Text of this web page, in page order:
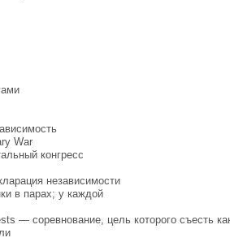
War
конгресс
независимости
в парах; у каждой
— соревнование, цель которого съесть